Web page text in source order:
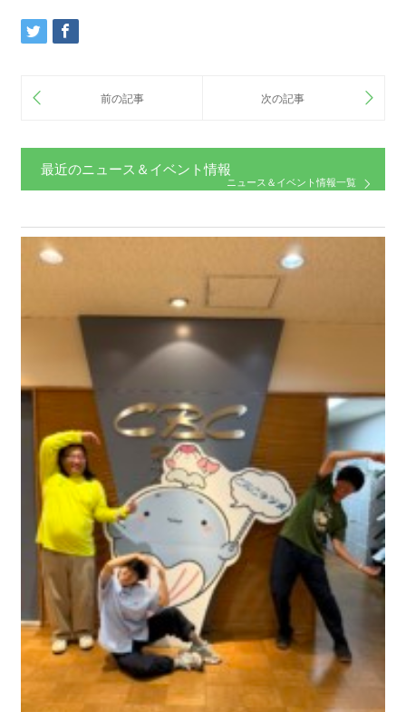
最近のニュース＆イベント情報
ニュース＆イベント情報一覧